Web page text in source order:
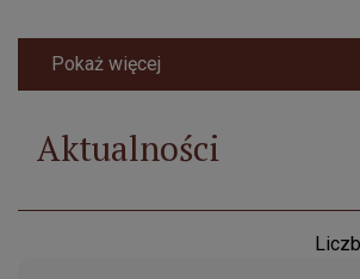
Pokaż więcej
Aktualności